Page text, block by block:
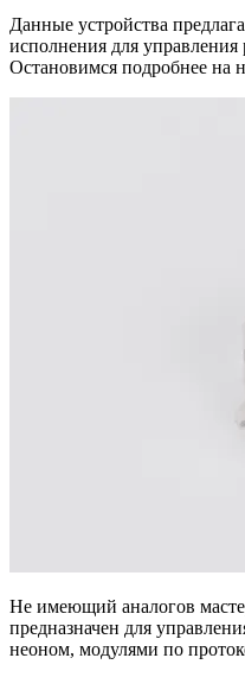
Данные устройства
исполнения для
Остановимся подробнее на
Не имеющий аналогов
предназначен для
неоном, модулями по